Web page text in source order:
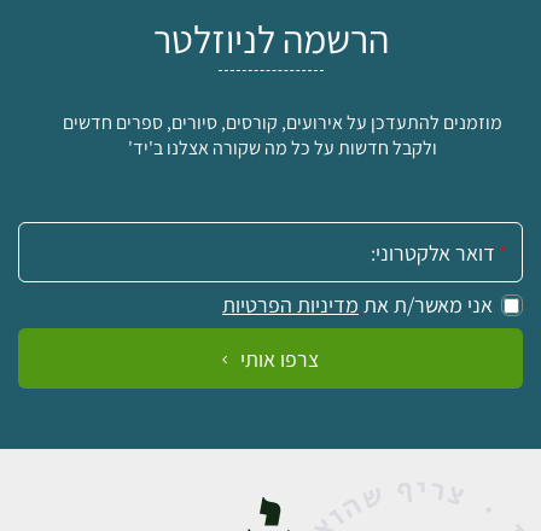
הרשמה לניוזלטר
מוזמנים להתעדכן על אירועים, קורסים, סיורים, ספרים חדשים
ולקבל חדשות על כל מה שקורה אצלנו ב'יד'
אימייל:
אני מאשר/ת את מדיניות הפרטיות
צרפו אותי